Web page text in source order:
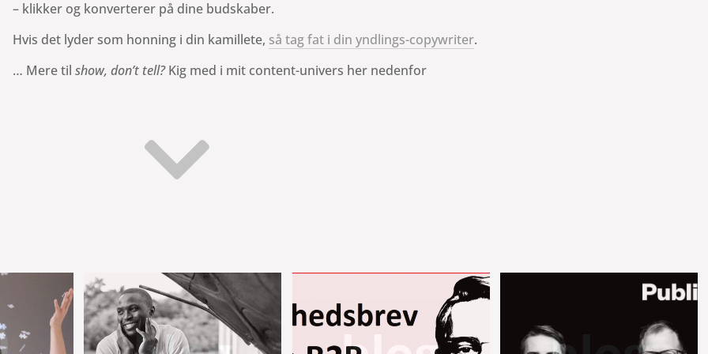
– klikker og konverterer på dine budskaber.
Hvis det lyder som honning i din kamillete, så tag fat i din yndlings-copywriter.
… Mere til show, don’t tell?Kig med i mit content-univers her nedenfor
